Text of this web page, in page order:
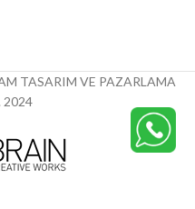
TASARIM VE PAZARLAMA
2024